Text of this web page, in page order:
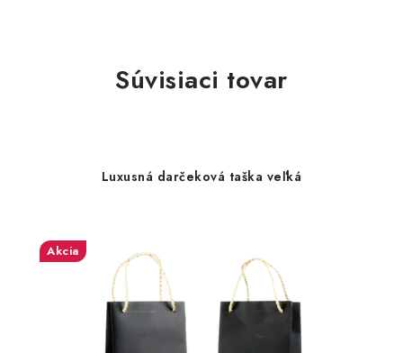
Súvisiaci tovar
Luxusná darčeková taška veľká
Akcia